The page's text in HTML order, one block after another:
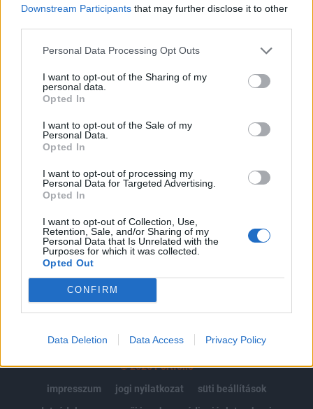
Downstream Participants that may further disclose it to other
Personal Data Processing Opt Outs
I want to opt-out of the Sharing of my
personal data.
Opted In
I want to opt-out of the Sale of my
Personal Data.
Opted In
I want to opt-out of processing my
Personal Data for Targeted Advertising.
Opted In
I want to opt-out of Collection, Use,
Retention, Sale, and/or Sharing of my
Personal Data that Is Unrelated with the
Purposes for which it was collected.
Opted Out
CONFIRM
Data Deletion Data Access Privacy Policy
KEDVES OLVASÓNK!
A keresett cikk a portfolio.hu hírarchívumához
tartozik, melynek olvasása előfizetéses
regisztrációhoz kötött.
Az előfizetés a következőket tartalmazza:
Portfolio.hu teljes cikkarchívum
Kötéslisták: BÉT elmúlt 2 év napon belüli
kötéslistái
MÁR ELŐFIZETŐNK VAGY?BEJELENTKEZÉS
© 2026 Portfolio
impresszum
jogi nyilatkozat
süti beállítások